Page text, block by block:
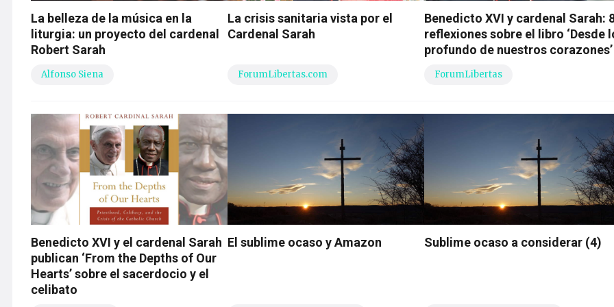
La belleza de la música en la
liturgia: un proyecto del cardenal
Robert Sarah
Alfonso Siena
La crisis sanitaria vista por el
Cardenal Sarah
ForumLibertas.com
Benedicto XVI y cardenal Sarah:
reflexiones sobre el libro ‘Desde
profundo de nuestros corazones’
ForumLibertas
Benedicto XVI y el cardenal Sarah
publican ‘From the Depths of Our
Hearts’ sobre el sacerdocio y el
celibato
El sublime ocaso y Amazon Sublime ocaso a considerar (4)